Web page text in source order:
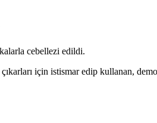
cebellezi edildi.
için istismar edip kullanan,